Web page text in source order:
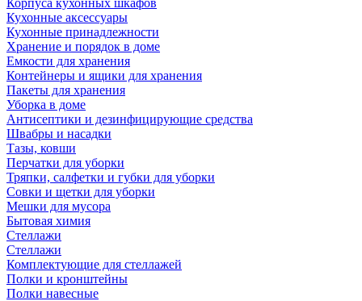
Корпуса кухонных шкафов
Кухонные аксессуары
Кухонные принадлежности
Хранение и порядок в доме
Емкости для хранения
Контейнеры и ящики для хранения
Пакеты для хранения
Уборка в доме
Антисептики и дезинфицирующие средства
Швабры и насадки
Тазы, ковши
Перчатки для уборки
Тряпки, салфетки и губки для уборки
Совки и щетки для уборки
Мешки для мусора
Бытовая химия
Стеллажи
Стеллажи
Комплектующие для стеллажей
Полки и кронштейны
Полки навесные